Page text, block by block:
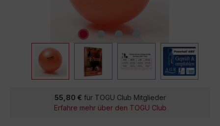
55,80 € für TOGU Club Mitglieder
Erfahre mehr über den TOGU Club